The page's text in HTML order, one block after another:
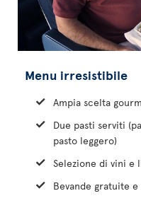
Menu irresistibile
Ampia scelta
Due pasti serviti
pasto leggero)
Selezione di vini e
Bevande gratuite